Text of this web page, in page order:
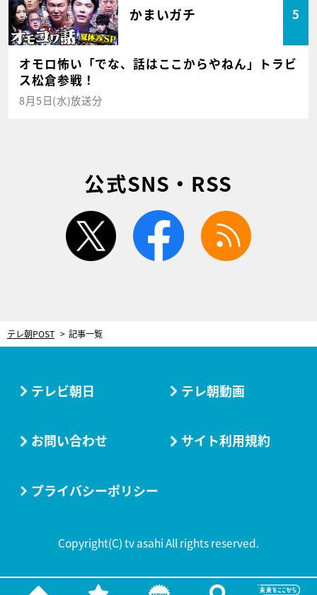
かまいガチ 5
オモロ怖い「でな、話はここからやねん」トラビ
ス松倉参戦！
8月5日(水)放送分
公式SNS・RSS
twitter facebook
テレ朝POST 記事一覧
テレビ朝日 テレ朝動画
お問い合わせ サイト利用規約
プライバシーポリシー
Copyright(C) tv asahi All rights reserved.